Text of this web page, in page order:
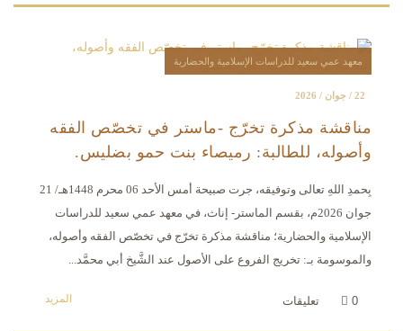
معهد عمي سعيد للدراسات الإسلامية والحضارية
مناقشة مذكرة تخرّج -ماستر في تخصّص الفقه
وأصوله، للطالبة: رميصاء بنت حمو بضليس.
بِحمدِ اللهِ تعالى وتوفيقه، جرت صبيحة أمس الأحد 06 محرم 1448هـ/ 21
جوان 2026م، بقسم الماستر- إناث، في معهد عمي سعيد للدراسات
الإسلامية والحضارية؛ مناقشة مذكرة تخرّج في تخصّص الفقه وأصوله،
والموسومة بـ: تخريج الفروع على الأصول عند الشَّيخ أبي محمَّد...
المزيد 0 تعليقات